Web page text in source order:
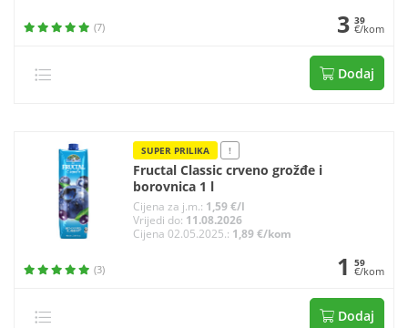
(7) 3 39
€/kom
Dodaj
SUPER PRILIKA !
Fructal Classic crveno grožđe i
borovnica 1 l
Cijena za j.m.: 1,59 €/l
Vrijedi do: 11.08.2026
Cijena 02.05.2025.: 1,89 €/kom
(3) 1 59
€/kom
Dodaj